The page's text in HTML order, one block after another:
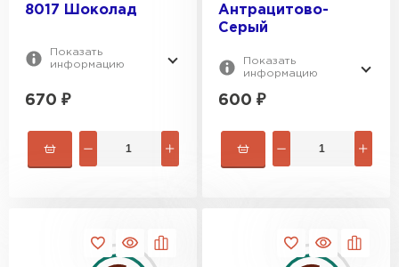
8017 Шоколад
Показать
информацию
670 ₽
Антрацитово-
Серый
Показать
информацию
600 ₽